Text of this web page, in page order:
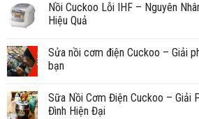
Nồi Cuckoo Lỗi IHF – Nguyên
Hiệu Quả
Sửa nồi cơm điện Cuckoo – Giải
bạn
Sữa Nồi Cơm Điện Cuckoo – Giải
Đình Hiện Đại